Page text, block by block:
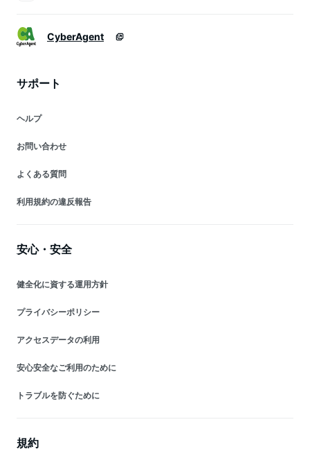
CyberAgent
サポート
ヘルプ
お問い合わせ
よくある質問
利用規約の違反報告
安心・安全
健全化に資する運用方針
プライバシーポリシー
アクセスデータの利用
安心安全なご利用のために
トラブルを防ぐために
規約